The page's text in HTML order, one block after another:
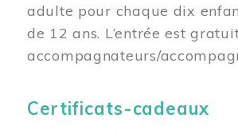
adulte pour chaque dix
de 12 ans. L’entrée est
accompagnateurs/
Certificats-cadeaux